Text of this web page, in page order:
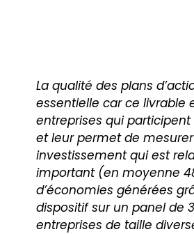
La qualité des plans
essentielle car ce livrable
entreprises qui
et leur permet de
investissement qui est
important (en moyenne
d’économies générées
dispositif sur un panel de
entreprises de taille